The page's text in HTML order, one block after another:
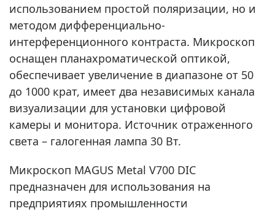
использованием простой поляризации, но и
методом дифференциально-
интерференционного контраста. Микроскоп
оснащен планахроматической оптикой,
обеспечивает увеличение в диапазоне от 50
до 1000 крат, имеет два независимых канала
визуализации для установки цифровой
камеры и монитора. Источник отраженного
света – галогенная лампа 30 Вт.
Микроскоп MAGUS Metal V700 DIC
предназначен для использования на
предприятиях промышленности